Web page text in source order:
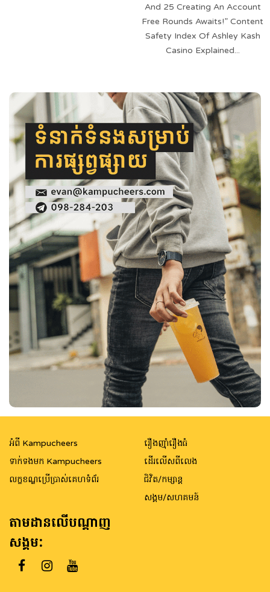
And 25 Creating An Account
Free Rounds Awaits!” Content
Safety Index Of Ashley Kash
Casino Explained...
អំពី Kampucheers
ទាក់ទងមក Kampucheers
លក្ខខណ្ឌប្រើប្រាស់គេហទំព័រ
រឿងញ៉ាំរឿងធំ
ដើរលើសពីលេង
ជិវិត/កម្សាន្ត
សង្គម/សហគមន៍
តាមដានលើបណ្តាញ
សង្គម: